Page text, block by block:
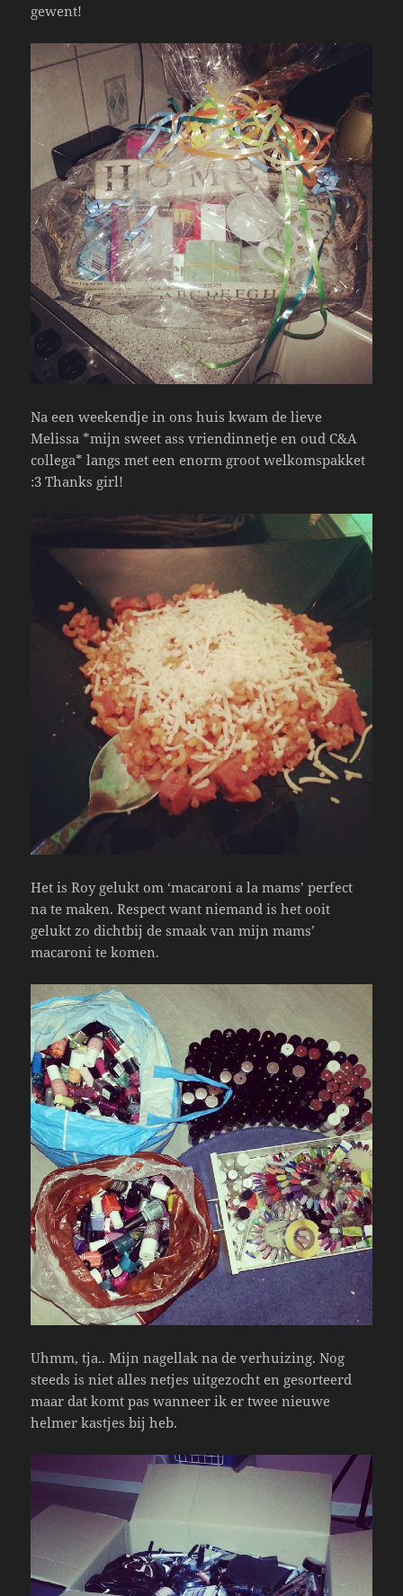
gewent!
Na een weekendje in ons huis kwam de lieve
Melissa *mijn sweet ass vriendinnetje en oud C&A
collega* langs met een enorm groot welkomspakket
:3 Thanks girl!
Het is Roy gelukt om ‘macaroni a la mams’ perfect
na te maken. Respect want niemand is het ooit
gelukt zo dichtbij de smaak van mijn mams’
macaroni te komen.
Uhmm, tja.. Mijn nagellak na de verhuizing. Nog
steeds is niet alles netjes uitgezocht en gesorteerd
maar dat komt pas wanneer ik er twee nieuwe
helmer kastjes bij heb.